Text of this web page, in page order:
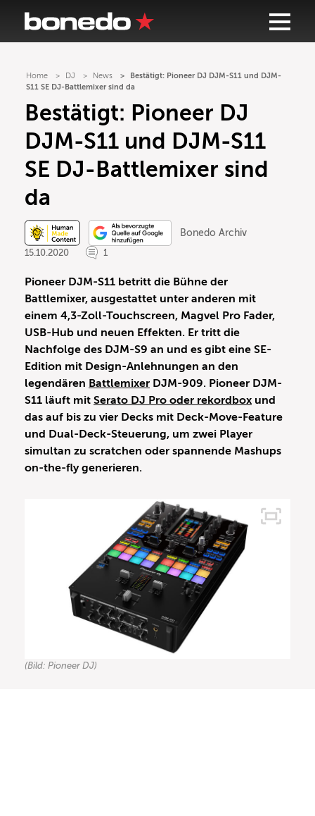
Home DJ News
Bestätigt: Pioneer DJ DJM-S11 und DJM-
S11 SE DJ-Battlemixer sind da
Bestätigt: Pioneer DJ
DJM-S11 und DJM-S11
SE DJ-Battlemixer sind
da
Bonedo Archiv
15.10.2020
1
Pioneer DJM-S11 betritt die Bühne der
Battlemixer, ausgestattet unter anderen mit
einem 4,3-Zoll-Touchscreen, Magvel Pro Fader,
USB-Hub und neuen Effekten. Er tritt die
Nachfolge des DJM-S9 an und es gibt eine SE-
Edition mit Design-Anlehnungen an den
legendären Battlemixer DJM-909. Pioneer DJM-
S11 läuft mit Serato DJ Pro oder rekordbox und
das auf bis zu vier Decks mit Deck-Move-Feature
und Dual-Deck-Steuerung, um zwei Player
simultan zu scratchen oder spannende Mashups
on-the-fly generieren.
(Bild: Pioneer DJ)